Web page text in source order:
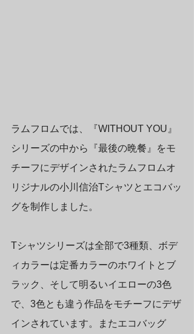
ラムフロムでは、『WITHOUT YOU』
シリーズの中から『最後の晩餐』をモ
チーフにデザインされたラムフロムオ
リジナルの小川信治Tシャツとエコバッ
グを制作しました。
Tシャツシリーズは全部で3種類、ボデ
ィカラーは定番カラーのホワイトとブ
ラック、そして明るいイエローの3色
で、3色とも違う作品をモチーフにデザ
インされています。またエコバッグ